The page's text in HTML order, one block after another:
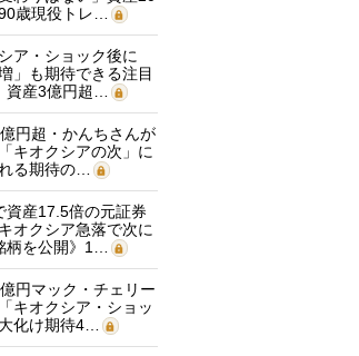
歳現役トレ…
ア・ショック後に
」も期待できる注目
資産3億円超…
億円超・かんちさんが
キオクシアの次」に
る期待の…
資産17.5倍の元証券
オクシア急落で次に
柄を公開》1…
億円マック・チェリー
キオクシア・ショッ
化け期待4…